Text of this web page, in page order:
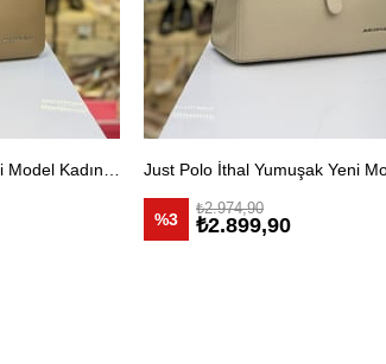
%3 ₺2.899,90
₺2.974,90